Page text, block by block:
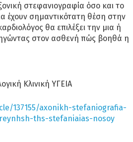
στεφανιογραφία όσο και το
σημαντικότατη θέση στην
θα επιλέξει την μια ή
στον ασθενή πώς βοηθά η
Κλινική ΥΓΕΙΑ
137155/axonikh-stefaniografia-
ths-stefaniaias-nosoy